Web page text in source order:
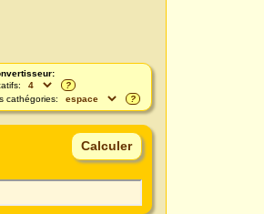
?
cathégories:
?